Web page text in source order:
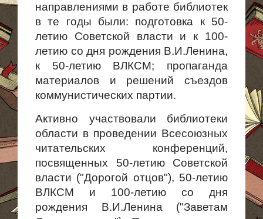
направлениями в работе библиотек
в те годы были: подготовка к 50-
летию Советской власти и к 100-
летию со дня рождения В.И.Ленина,
к 50-летию ВЛКСМ; пропаганда
материалов и решений съездов
коммунистических партии.
Активно участвовали библиотеки
области в проведении Всесоюзных
читательских конференций,
посвященных 50-летию Советской
власти ("Дорогой отцов"), 50-летию
ВЛКСМ и 100-летию со дня
рождения В.И.Ленина ("Заветам